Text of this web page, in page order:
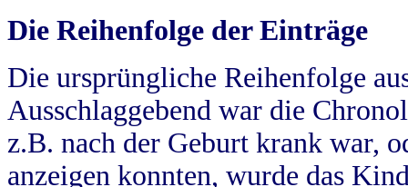
Die Reihenfolge der Einträge
Die ursprüngliche Reihenfolge
Ausschlaggebend war die
z.B. nach der Geburt krank war,
anzeigen konnten, wurde das